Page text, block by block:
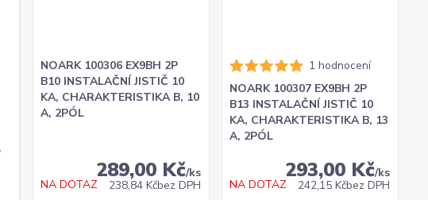
NOARK 100306 EX9BH 2P
B10 INSTALAČNÍ JISTIČ 10
KA, CHARAKTERISTIKA B, 10
A, 2PÓL
289,00 Kč/ks
238,84 Kčbez DPH
NA DOTAZ
1 hodnocení
NOARK 100307 EX9BH 2P
B13 INSTALAČNÍ JISTIČ 10
KA, CHARAKTERISTIKA B, 13
A, 2PÓL
293,00 Kč/ks
242,15 Kčbez DPH
NA DOTAZ